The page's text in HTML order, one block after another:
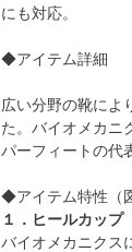
にも対応。
◆アイテム詳細
広い分野の靴によ
た。バイオメカニ
パーフィートの代
◆アイテム特性（
１．ヒールカップ
バイオメカニクス